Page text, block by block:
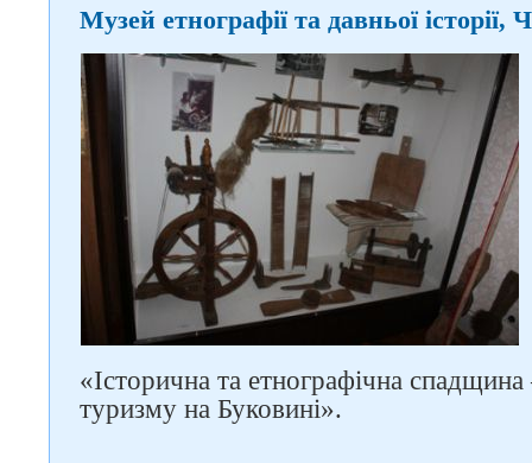
Музей етнографії та давньої історії,
«Історична та етнографічна
туризму на Буковині».